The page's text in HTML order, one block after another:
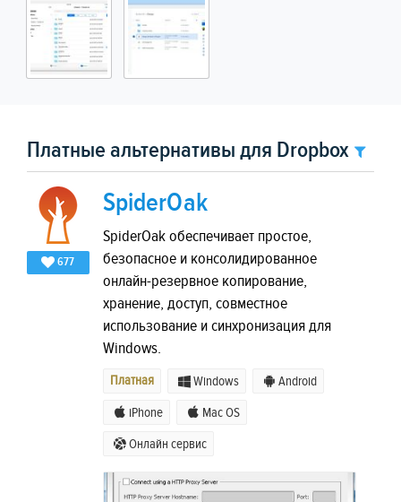
Платные альтернативы для Dropbox
677
SpiderOak
SpiderOak обеспечивает простое,
безопасное и консолидированное
онлайн-резервное копирование,
хранение, доступ, совместное
использование и синхронизация для
Windows.
Платная Windows Android
iPhone Mac OS
Онлайн сервис